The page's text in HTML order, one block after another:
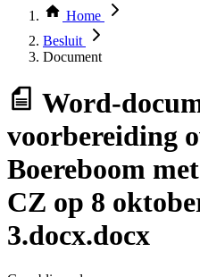
Thema COVID-19
Bekijk per bestuursorgaan
Home
Besluit
Document
Word-
voorbereiding
Boereboom
CZ op 8
3.docx.docx